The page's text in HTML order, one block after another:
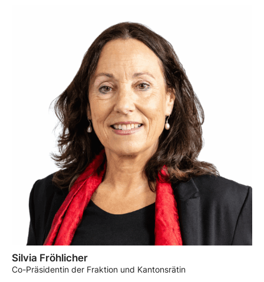
Silvia Fröhlicher
Co-Präsidentin der Fraktion und Kantonsrätin